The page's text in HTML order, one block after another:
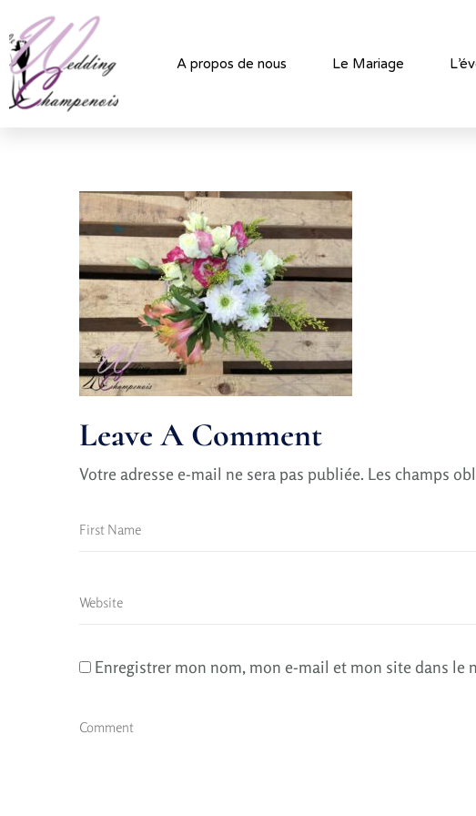
A propos de nous Le Mariage
Leave A Comment
Votre adresse e-mail ne sera pas publiée. Les champs
Enregistrer mon nom, mon e-mail et mon site dans